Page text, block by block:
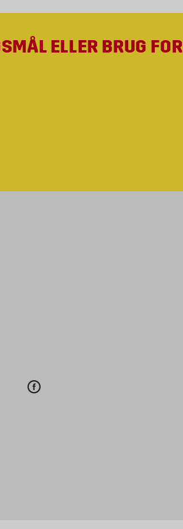
ELLER BRUG FOR